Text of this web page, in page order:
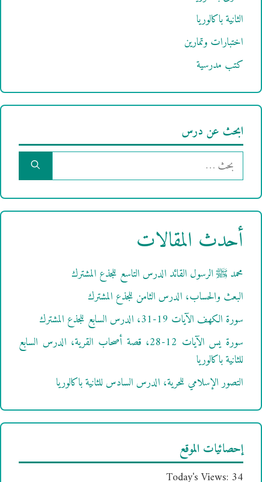
الثانية باكالوريا
اختبارات وتمارين
كتب مدرسية
ابحث عن درس
البحث
عن:
أحدث المقالات
محمد ﷺ الرسول القائد الدرس التاسع للجذع المشترك
البعث والحساب، الدرس الثامن للجذع المشترك
سورة الكهف الآيات 19-31، الدرس السابع للجذع المشترك
سورة يس الآيات 12-28، قصة أصحاب القرية، الدرس السابع
للثانية باكالوريا
التصور الإسلامي للحرية، الدرس السادس للثانية باكالوريا
إحصائيات الموقع
Today's Views: 34